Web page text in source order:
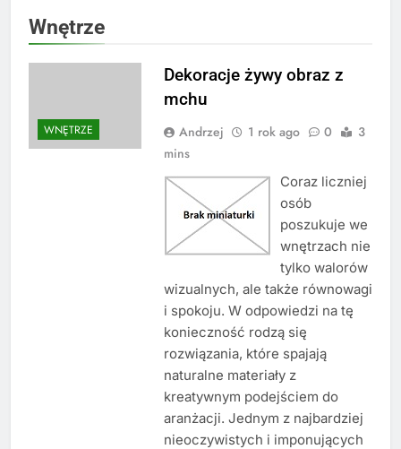
Wnętrze
WNĘTRZE
Dekoracje żywy obraz z
mchu
Andrzej 1 rok ago 0
3
mins
Coraz liczniej
osób
poszukuje we
wnętrzach nie
tylko walorów
wizualnych, ale także równowagi
i spokoju. W odpowiedzi na tę
konieczność rodzą się
rozwiązania, które spajają
naturalne materiały z
kreatywnym podejściem do
aranżacji. Jednym z najbardziej
nieoczywistych i imponujących